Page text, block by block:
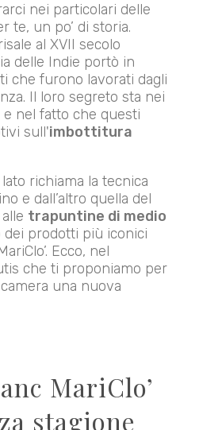
nei particolari delle
te, un po’ di storia.
al XVII secolo
delle Indie portò in
che furono lavorati dagli
Il loro segreto sta nei
e nel fatto che questi
sull'imbottitura
richiama la tecnica
e dall’altro quella del
trapuntine di medio
prodotti più iconici
Ecco, nel
che ti proponiamo per
una nuova
MariClo’
stagione